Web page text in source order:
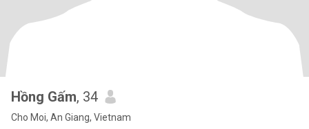
Hồng Gấm, 34
Cho Moi, An Giang, Vietnam